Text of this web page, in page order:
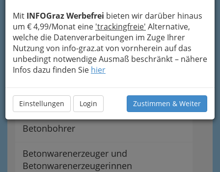
Mit INFOGraz Werbefrei bieten wir darüber hinaus
um € 4,99/Monat eine 'trackingfreie' Alternative,
welche die Datenverarbeitungen im Zuge Ihrer
Nutzung von info-graz.at von vornherein auf das
unbedingt notwendige Ausmaß beschränkt – nähere
Infos dazu finden Sie hier
Einstellungen Login Zustimmen & Weiter
Türöffnungen
Abdichter gegen Feuchtigkeit &
Druckwasser
Baugerüste- & Baugeräteverleiher
Betonbohrer
Betonwarenerzeuger und
Betonwarenerzeugerinnen